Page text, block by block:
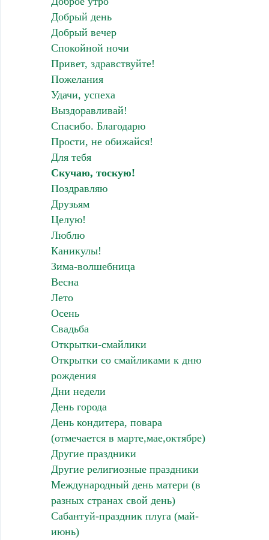
Добрый день
Добрый вечер
Спокойной ночи
Привет, здравствуйте!
Пожелания
Удачи, успеха
Выздоравливай!
Спасибо. Благодарю
Прости, не обижайся!
Для тебя
Скучаю, тоскую!
Поздравляю
Друзьям
Целую!
Люблю
Каникулы!
Зима-волшебница
Весна
Лето
Осень
Свадьба
Открытки-смайлики
Открытки со смайликами к дню
рождения
Дни недели
День города
День кондитера, повара
(отмечается в марте,мае,октябре)
Другие праздники
Другие религиозные праздники
Международный день матери (в
разных странах свой день)
Сабантуй-праздник плуга (май-
июнь)